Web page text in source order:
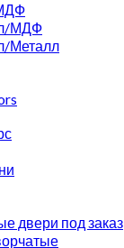
МДФ
Металл
двери под заказ